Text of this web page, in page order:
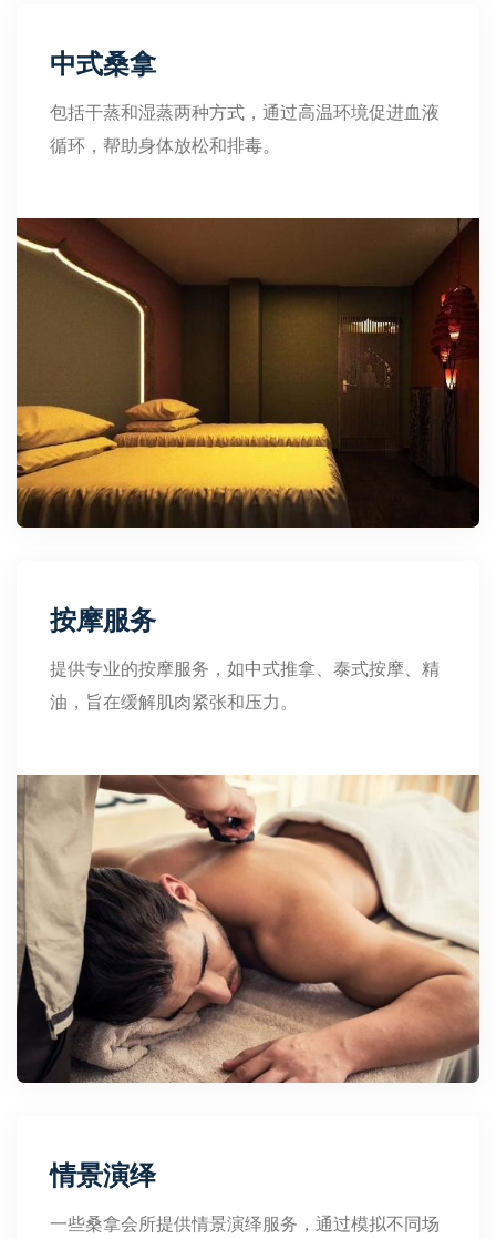
中式桑拿
包括干蒸和湿蒸两种方式，通过高温环境促进血液
循环，帮助身体放松和排毒。
按摩服务
提供专业的按摩服务，如中式推拿、泰式按摩、精
油，旨在缓解肌肉紧张和压力。
情景演绎
一些桑拿会所提供情景演绎服务，通过模拟不同场